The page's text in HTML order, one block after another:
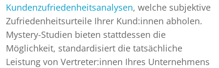
Kundenzufriedenheitsanalysen, welche subjektive
Zufriedenheitsurteile Ihrer Kund:innen abholen.
Mystery-Studien bieten stattdessen die
Möglichkeit, standardisiert die tatsächliche
Leistung von Vertreter:innen Ihres Unternehmens